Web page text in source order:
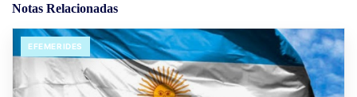
Notas Relacionadas
EFEMERIDES